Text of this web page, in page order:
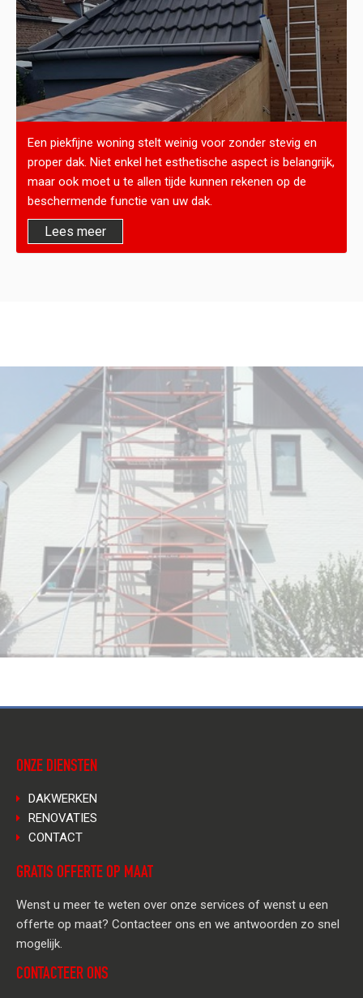
Een piekfijne woning stelt weinig voor zonder stevig en
proper dak. Niet enkel het esthetische aspect is belangrijk,
maar ook moet u te allen tijde kunnen rekenen op de
beschermende functie van uw dak.
Lees meer
ONZE DIENSTEN
DAKWERKEN
RENOVATIES
CONTACT
GRATIS OFFERTE OP MAAT
Wenst u meer te weten over onze services of wenst u een
offerte op maat? Contacteer ons en we antwoorden zo snel
mogelijk.
CONTACTEER ONS